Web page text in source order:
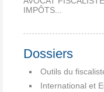
IMPÔTS...
Dossiers
Outils du
International et